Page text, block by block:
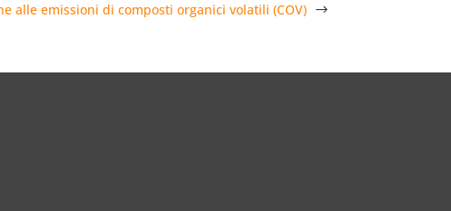
alle emissioni di composti organici volatili (COV)